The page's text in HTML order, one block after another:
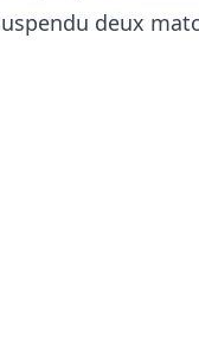
deux